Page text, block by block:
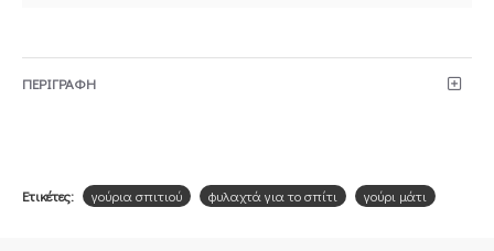
ΠΕΡΙΓΡΑΦΗ
Ετικέτες: γούρια σπιτιού φυλαχτά για το σπίτι γούρι μάτι